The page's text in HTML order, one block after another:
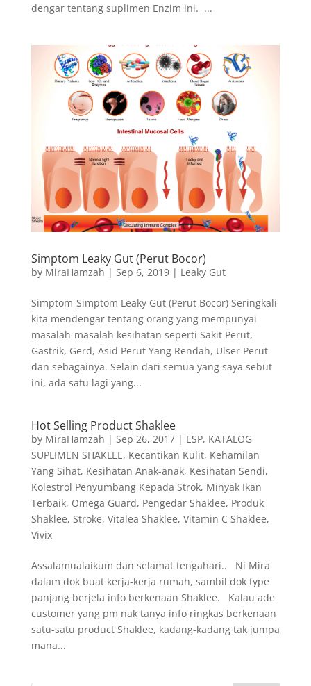
dengar tentang suplimen Enzim ini. ...
Simptom Leaky Gut (Perut Bocor)
by MiraHamzah | Sep 6, 2019| Leaky Gut
Simptom-Simptom Leaky Gut (Perut Bocor) Seringkali
kita mendengar tentang orang yang mempunyai
masalah-masalah kesihatan seperti Sakit Perut,
Gastrik, Gerd, Asid Perut Yang Rendah, Ulser Perut
dan sebagainya. Selain dari semua yang saya sebut
ini, ada satu lagi yang...
Hot Selling Product Shaklee
by MiraHamzah | Sep 26, 2017| ESP, KATALOG
SUPLIMEN SHAKLEE, Kecantikan Kulit, Kehamilan
Yang Sihat, Kesihatan Anak-anak, Kesihatan Sendi,
Kolestrol Penyumbang Kepada Strok, Minyak Ikan
Terbaik, Omega Guard, Pengedar Shaklee, Produk
Shaklee, Stroke, Vitalea Shaklee, Vitamin C Shaklee,
Vivix
Assalamualaikum dan selamat tengahari.. Ni Mira
dalam dok buat kerja-kerja rumah, sambil dok type
panjang berjela info berkenaan Shaklee. Kalau ade
customer yang pm nak tanya info ringkas berkenaan
satu-satu product Shaklee, kadang-kadang tak jumpa
mana...